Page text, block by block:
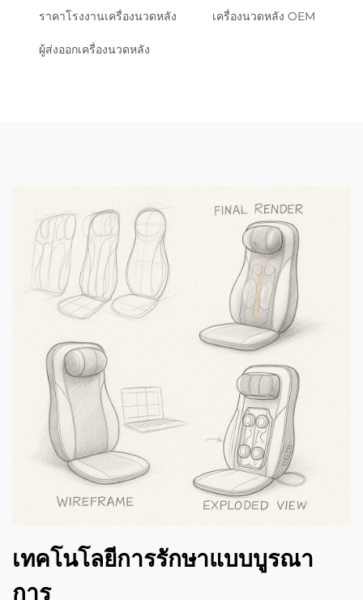
ราคาโรงงานเครื่องนวดหลัง เครื่องนวดหลัง OEM
ผู้ส่งออกเครื่องนวดหลัง
เทคโนโลยีการรักษาแบบบูรณา
การ